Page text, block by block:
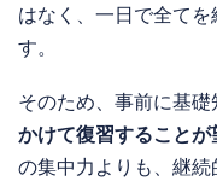
はなく、一日で全て
す。
そのため、事前に基礎
かけて復習することが
の集中力よりも、継続